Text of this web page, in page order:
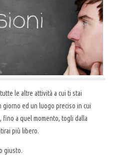
le altre attività a cui ti stai
giorno ed un luogo preciso in cui
a quel momento, togli dalla
più libero.
giusto.